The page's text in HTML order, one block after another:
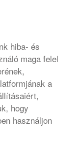
hiba- és
maga felel
a
hogy
használjon